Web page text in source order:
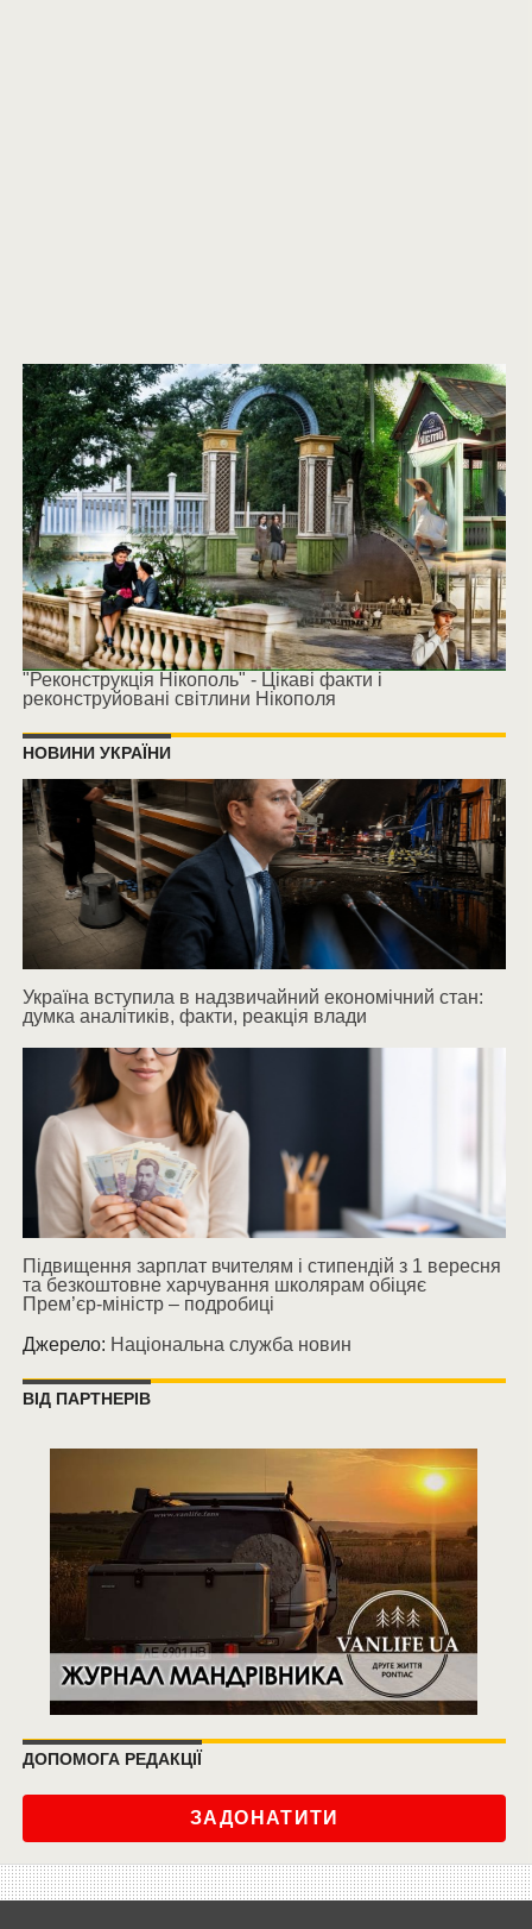
"Реконструкція Нікополь" - Цікаві факти і
реконструйовані світлини Нікополя
НОВИНИ УКРАЇНИ
Україна вступила в надзвичайний економічний стан:
думка аналітиків, факти, реакція влади
Підвищення зарплат вчителям і стипендій з 1 вересня
та безкоштовне харчування школярам обіцяє
Прем’єр-міністр – подробиці
Джерело: Національна служба новин
ВІД ПАРТНЕРІВ
ДОПОМОГА РЕДАКЦІЇ
ЗАДОНАТИТИ